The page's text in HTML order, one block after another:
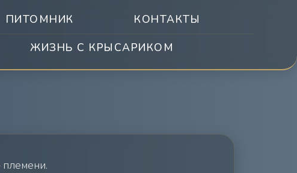
ПИТОМНИК
КОНТАКТЫ
ЖИЗНЬ С КРЫСАРИКОМ
племени.